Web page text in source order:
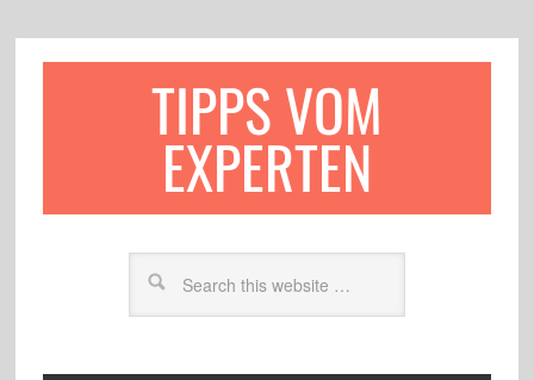
TIPPS VOM
EXPERTEN